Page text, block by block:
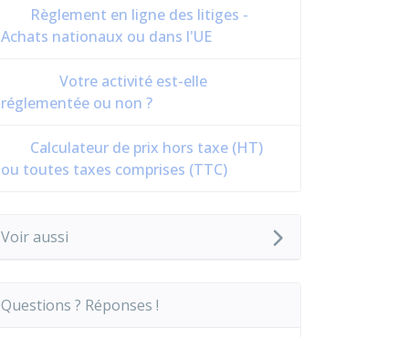
Règlement en ligne des litiges -
Achats nationaux ou dans l'UE
Votre activité est-elle
réglementée ou non ?
Calculateur de prix hors taxe (HT)
ou toutes taxes comprises (TTC)
Voir aussi
Questions ? Réponses !